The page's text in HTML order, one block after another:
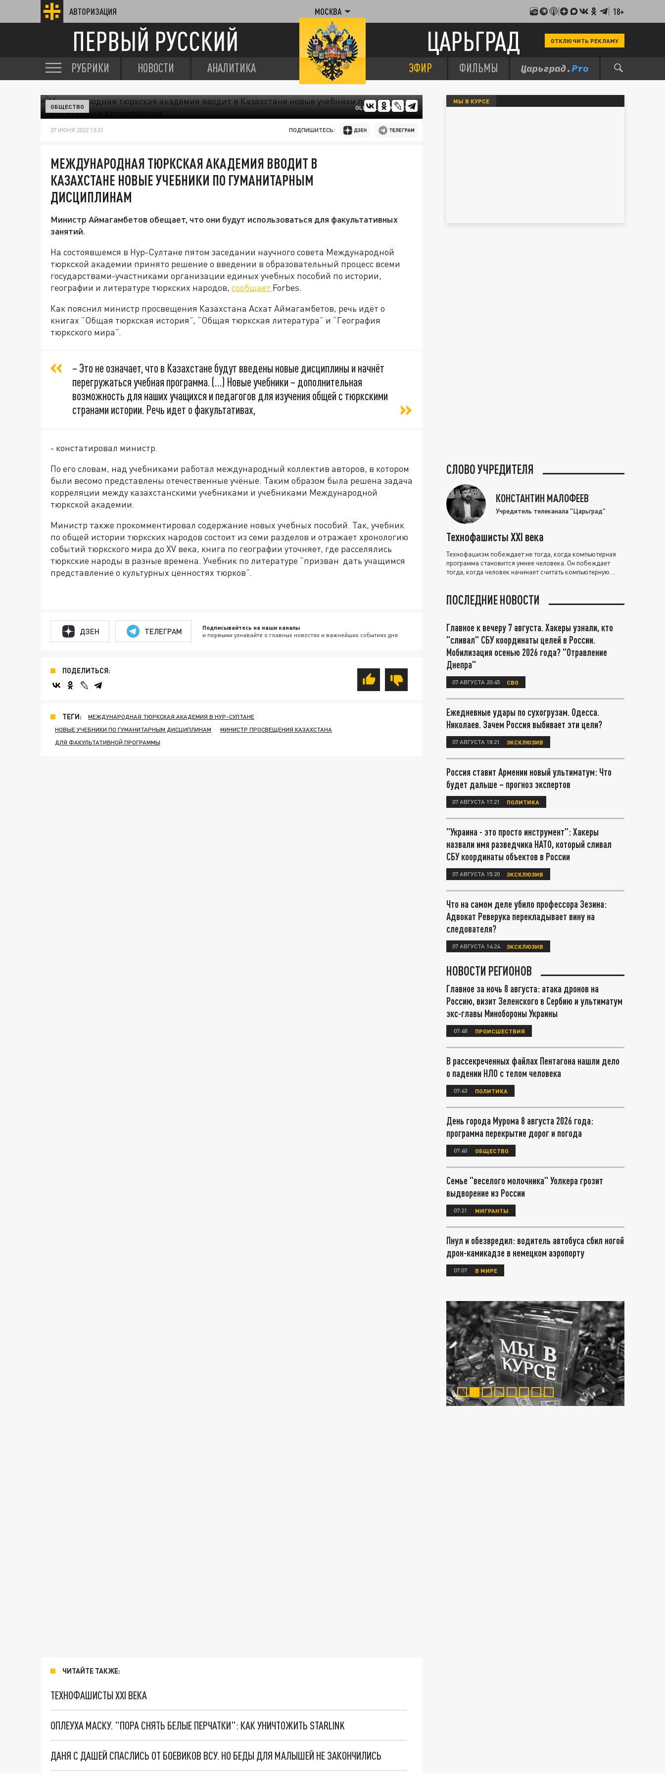
АВТОРИЗАЦИЯ МОСКВА 18+
ПЕРВЫЙ РУССКИЙ ЦАРЬГРАД ОТКЛЮЧИТЬ РЕКЛАМУ
РУБРИКИ НОВОСТИ АНАЛИТИКА ЭФИР ФИЛЬМЫ
GLOBALLOOKPRESS
ОБЩЕСТВО
27 ИЮНЯ 2022 13:21 ПОДПИШИТЕСЬ:
МЕЖДУНАРОДНАЯ ТЮРКСКАЯ АКАДЕМИЯ ВВОДИТ В
КАЗАХСТАНЕ НОВЫЕ УЧЕБНИКИ ПО ГУМАНИТАРНЫМ
ДИСЦИПЛИНАМ
Министр Аймагамбетов обещает, что они будут использоваться для факультативных
занятий.
На состоявшемся в Нур-Султане пятом заседании научного совета Международной
тюркской академии принято решение о введении в образовательный процесс всеми
государствами-участниками организации единых учебных пособий по истории,
географии и литературе тюркских народов, сообщает Forbes.
Как пояснил министр просвещения Казахстана Асхат Аймагамбетов, речь идёт о
книгах ”Общая тюркская история”, “Общая тюркская литература” и “География
тюркского мира”.
– Это не означает, что в Казахстане будут введены новые дисциплины и начнёт
перегружаться учебная программа. (…) Новые учебники – дополнительная
возможность для наших учащихся и педагогов для изучения общей с тюркскими
странами истории. Речь идет о факультативах,
- констатировал министр.
По его словам, над учебниками работал международный коллектив авторов, в котором
были весомо представлены отечественные учёные. Таким образом была решена задача
корреляции между казахстанскими учебниками и учебниками Международной
тюркской академии.
Министр также прокомментировал содержание новых учебных пособий. Так, учебник
по общей истории тюркских народов состоит из семи разделов и отражает хронологию
событий тюркского мира до XV века, книга по географии уточняет, где расселялись
тюркские народы в разные времена. Учебник по литературе “призван дать учащимся
представление о культурных ценностях тюрков”.
ДЗЕН ТЕЛЕГРАМ Подписывайтесь на наши каналы
и первыми узнавайте о главных новостях и важнейших событиях дня.
ПОДЕЛИТЬСЯ:
ТЕГИ:
МЕЖДУНАРОДНАЯ ТЮРКСКАЯ АКАДЕМИЯ В НУР-СУЛТАНЕ
НОВЫЕ УЧЕБНИКИ ПО ГУМАНИТАРНЫМ ДИСЦИПЛИНАМ
МИНИСТР ПРОСВЕЩЕНИЯ КАЗАХСТАНА
ДЛЯ ФАКУЛЬТАТИВНОЙ ПРОГРАММЫ
ЧИТАЙТЕ ТАКЖЕ:
ТЕХНОФАШИСТЫ XXI ВЕКА
ОПЛЕУХА МАСКУ. "ПОРА СНЯТЬ БЕЛЫЕ ПЕРЧАТКИ": КАК УНИЧТОЖИТЬ STARLINK
ДАНЯ С ДАШЕЙ СПАСЛИСЬ ОТ БОЕВИКОВ ВСУ. НО БЕДЫ ДЛЯ МАЛЫШЕЙ НЕ ЗАКОНЧИЛИСЬ
МЫ В КУРСЕ
СЛОВО УЧРЕДИТЕЛЯ
КОНСТАНТИН МАЛОФЕЕВ
Учредитель телеканала "Царьград"
Технофашисты XXI века
Технофашизм побеждает не тогда, когда компьютерная
программа становится умнее человека. Он побеждает
тогда, когда человек начинает считать компьютерную
ПОСЛЕДНИЕ НОВОСТИ
Главное к вечеру 7 августа. Хакеры узнали, кто
"сливал" СБУ координаты целей в России.
Мобилизация осенью 2026 года? "Отравление
Днепра"
07 АВГУСТА 20:45 СВО
Ежедневные удары по сухогрузам. Одесса.
Николаев. Зачем Россия выбивает эти цели?
07 АВГУСТА 18:21 ЭКСКЛЮЗИВ
Россия ставит Армении новый ультиматум: Что
будет дальше – прогноз экспертов
07 АВГУСТА 17:21 ПОЛИТИКА
"Украина - это просто инструмент": Хакеры
назвали имя разведчика НАТО, который сливал
СБУ координаты объектов в России
07 АВГУСТА 15:20 ЭКСКЛЮЗИВ
Что на самом деле убило профессора Зезина:
Адвокат Реверука перекладывает вину на
следователя?
07 АВГУСТА 14:24 ЭКСКЛЮЗИВ
НОВОСТИ РЕГИОНОВ
Главное за ночь 8 августа: атака дронов на
Россию, визит Зеленского в Сербию и ультиматум
экс-главы Минобороны Украины
07:48 ПРОИСШЕСТВИЯ
В рассекреченных файлах Пентагона нашли дело
о падении НЛО с телом человека
07:43 ПОЛИТИКА
День города Мурома 8 августа 2026 года:
программа перекрытие дорог и погода
07:40 ОБЩЕСТВО
Семье "веселого молочника" Уолкера грозит
выдворение из России
07:21 МИГРАНТЫ
Пнул и обезвредил: водитель автобуса сбил ногой
дрон-камикадзе в немецком аэропорту
07:07 В МИРЕ